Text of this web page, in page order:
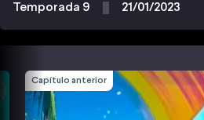
Temporada 9 21/01/2023
Capítulo anterior